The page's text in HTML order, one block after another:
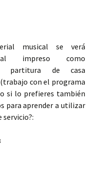
musical se verá
impreso como
partitura de casa
con el programa
si lo prefieres también
para aprender a utilizar